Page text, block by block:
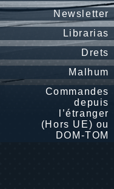
Newsletter
Librarias
Drets
Malhum
Commandes
depuis
l’étranger
(Hors UE) ou
DOM-TOM